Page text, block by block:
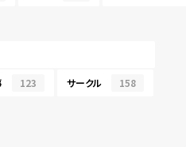
123 サークル 158